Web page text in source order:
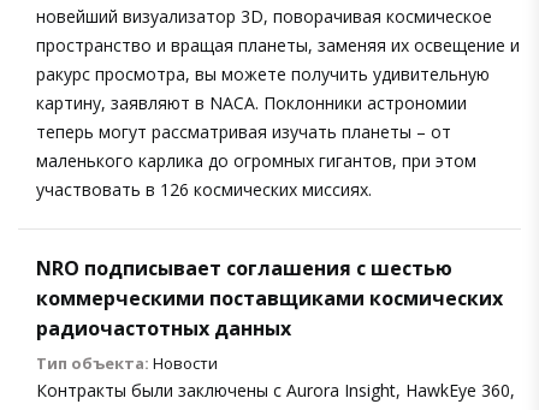
новейший визуализатор 3D, поворачивая космическое
пространство и вращая планеты, заменяя их освещение и
ракурс просмотра, вы можете получить удивительную
картину, заявляют в NACA. Поклонники астрономии
теперь могут рассматривая изучать планеты – от
маленького карлика до огромных гигантов, при этом
участвовать в 126 космических миссиях.
NRO подписывает соглашения с шестью
коммерческими поставщиками космических
радиочастотных данных
Тип объекта: Новости
Контракты были заключены с Aurora Insight, HawkEye 360,